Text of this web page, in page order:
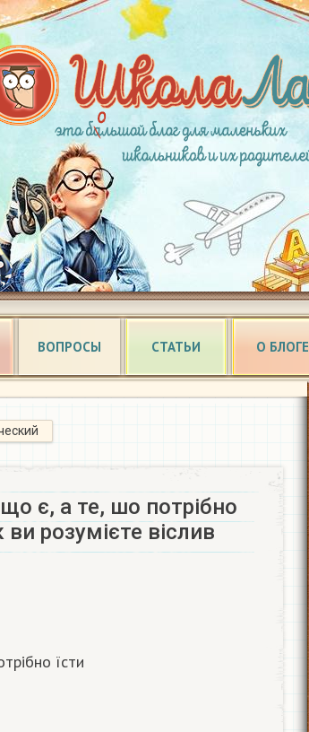
ВОПРОСЫ СТАТЬИ О БЛОГЕ
є, а те, шо потрібно
розумієте віслив
їсти